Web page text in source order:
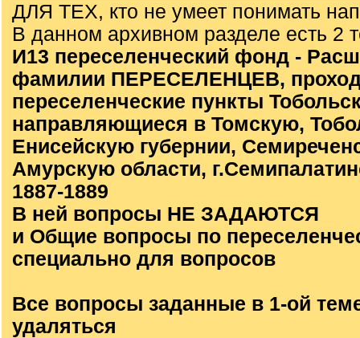
ДЛЯ ТЕХ, кто не умеет понимать
В данном архивном разделе есть 2
И13 переселенческий фонд -
фамилии ПЕРЕСЕЛЕНЦЕВ,
переселенческие пункты
направляющиеся в Томскую,
Енисейскую губернии,
Амурскую области,
1887-1889
В ней вопросы НЕ ЗАДАЮТСЯ
и Общие вопросы по
специально для вопросов
Все вопросы заданные в 1-ой
удаляться